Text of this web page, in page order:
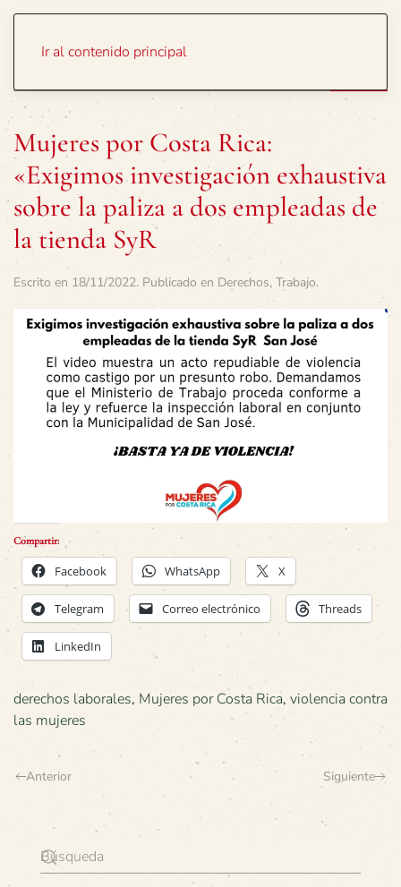
Ir al contenido principal
Mujeres por Costa Rica:
«Exigimos investigación exhaustiva
sobre la paliza a dos empleadas de
la tienda SyR
Escrito en 18/11/2022. Publicado en Derechos, Trabajo.
Compartir:
Facebook WhatsApp X
Telegram Correo electrónico Threads
LinkedIn
derechos laborales, Mujeres por Costa Rica, violencia contra
las mujeres
Anterior Siguiente